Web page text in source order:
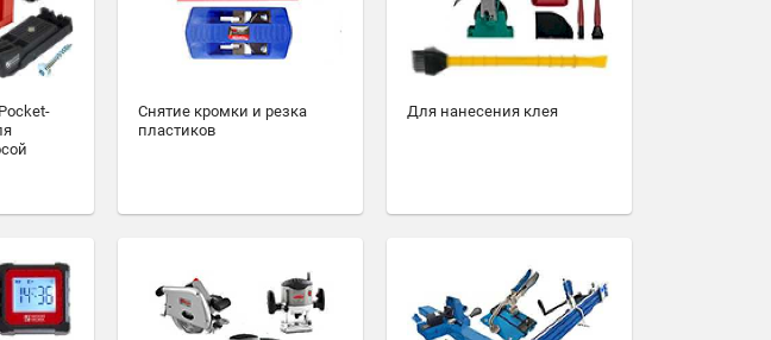
Снятие кромки и резка
пластиков
Для нанесения клея